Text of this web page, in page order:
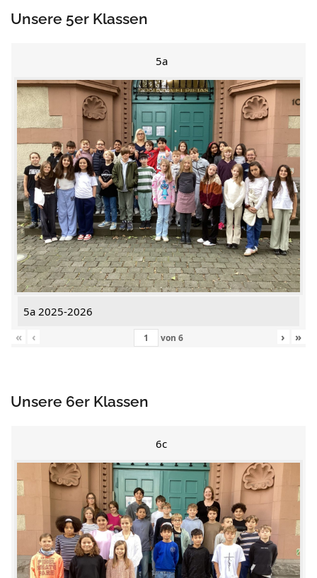
Unsere 5er Klassen
5a
5a 2025-2026
«
‹ von 6 › »
Unsere 6er Klassen
6c